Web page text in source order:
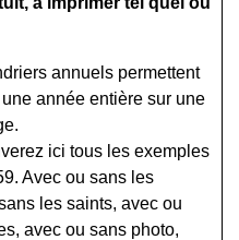
annuels permettent
année entière sur une
ici tous les exemples
Avec ou sans les
les saints, avec ou
avec ou sans photo,